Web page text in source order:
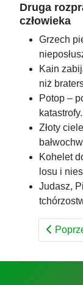
Druga
człowieka
Grzech
Kain
niż
Potop –
katastrofy.
Złoty
Kohelet
losu i
Judasz,